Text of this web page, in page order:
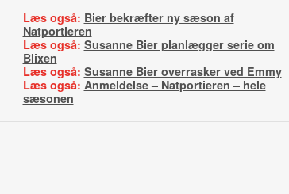
Læs også: Bier bekræfter ny sæson af
Natportieren
Læs også: Susanne Bier planlægger serie om
Blixen
Læs også: Susanne Bier overrasker ved Emmy
Læs også: Anmeldelse – Natportieren – hele
sæsonen